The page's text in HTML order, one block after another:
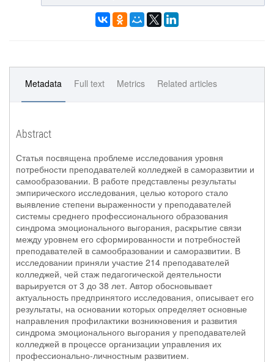
Metadata Full text Metrics Related articles
Abstract
Статья посвящена проблеме исследования уровня
потребности преподавателей колледжей в саморазвитии и
самообразовании. В работе представлены результаты
эмпирического исследования, целью которого стало
выявление степени выраженности у преподавателей
системы среднего профессионального образования
синдрома эмоционального выгорания, раскрытие связи
между уровнем его сформированности и потребностей
преподавателей в самообразовании и саморазвитии. В
исследовании приняли участие 214 преподавателей
колледжей, чей стаж педагогической деятельности
варьируется от 3 до 38 лет. Автор обосновывает
актуальность предпринятого исследования, описывает его
результаты, на основании которых определяет основные
направления профилактики возникновения и развития
синдрома эмоционального выгорания у преподавателей
колледжей в процессе организации управления их
профессионально-личностным развитием.